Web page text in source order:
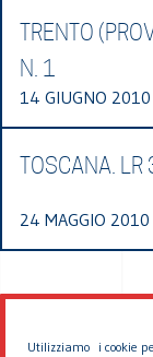
Utilizziamo i cookie
TRENTO
N. 1
14 GIUGNO 2010
TOSCANA.
24 MAGGIO 2010